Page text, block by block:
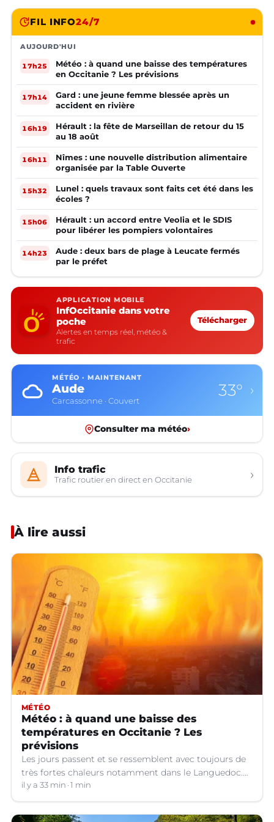
FIL INFO24/7
AUJOURD'HUI
17h25
Météo : à quand une baisse des températures
en Occitanie ? Les prévisions
17h14
Gard : une jeune femme blessée après un
accident en rivière
16h19
Hérault : la fête de Marseillan de retour du 15
au 18 août
16h11
Nîmes : une nouvelle distribution alimentaire
organisée par la Table Ouverte
15h32
Lunel : quels travaux sont faits cet été dans les
écoles ?
15h06
Hérault : un accord entre Veolia et le SDIS
pour libérer les pompiers volontaires
14h23
Aude : deux bars de plage à Leucate fermés
par le préfet
APPLICATION MOBILE
InfOccitanie dans votre
poche
Alertes en temps réel, météo &
trafic
Télécharger
MÉTÉO · MAINTENANT
Aude
Carcassonne · Couvert
33° ›
Consulter ma météo›
Info trafic
Trafic routier en direct en Occitanie ›
À lire aussi
MÉTÉO
Météo : à quand une baisse des
températures en Occitanie ? Les
prévisions
Les jours passent et se ressemblent avec toujours de
très fortes chaleurs notamment dans le Languedoc.
Jusqu’à quand ?
il y a 33 min 1 min